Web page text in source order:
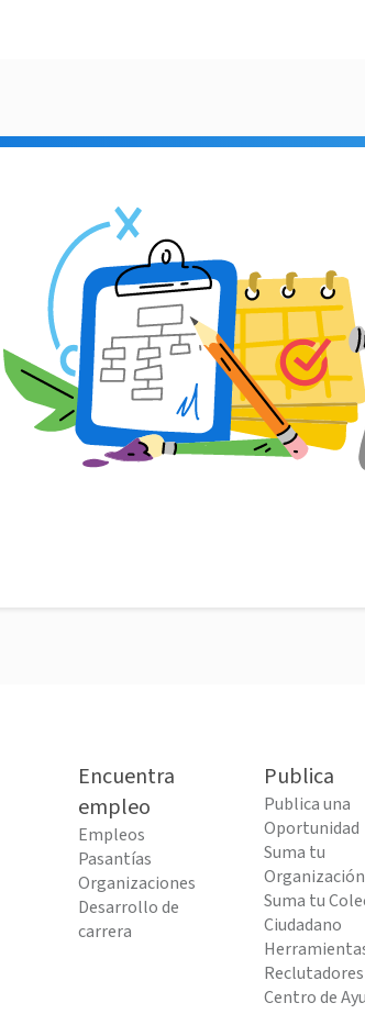
Encuentra
empleo
Empleos
Pasantías
Organizaciones
Desarrollo de
carrera
Publica
Publica una
Oportunidad
Suma tu
Organización
Suma tu
Ciudadano
Reclutadores
Centro de